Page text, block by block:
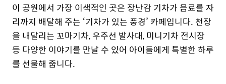
이 공원에서 가장 이색적인 곳은 장난감 기차가 음료를 자
리까지 배달해 주는 ‘기차가 있는 풍경’ 카페입니다. 천장
을 내달리는 꼬마기차, 우주선 발사대, 미니기차 전시장
등 다양한 이야기를 만날 수 있어 아이들에게 특별한 하루
를 선물해 줍니다.